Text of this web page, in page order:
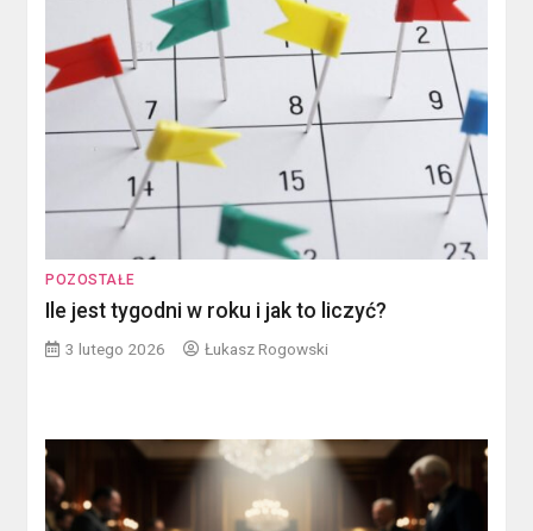
POZOSTAŁE
Ile jest tygodni w roku i jak to liczyć?
3 lutego 2026 Łukasz Rogowski